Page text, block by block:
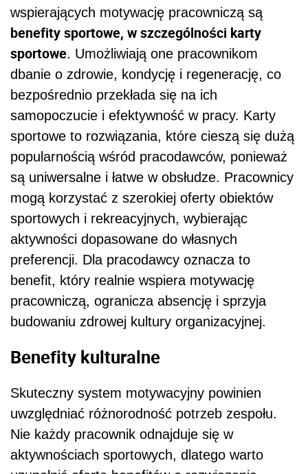
wspierających motywację pracowniczą są
benefity sportowe, w szczególności karty
sportowe. Umożliwiają one pracownikom
dbanie o zdrowie, kondycję i regenerację, co
bezpośrednio przekłada się na ich
samopoczucie i efektywność w pracy. Karty
sportowe to rozwiązania, które cieszą się dużą
popularnością wśród pracodawców, ponieważ
są uniwersalne i łatwe w obsłudze. Pracownicy
mogą korzystać z szerokiej oferty obiektów
sportowych i rekreacyjnych, wybierając
aktywności dopasowane do własnych
preferencji. Dla pracodawcy oznacza to
benefit, który realnie wspiera motywację
pracowniczą, ogranicza absencję i sprzyja
budowaniu zdrowej kultury organizacyjnej.
Benefity kulturalne
Skuteczny system motywacyjny powinien
uwzględniać różnorodność potrzeb zespołu.
Nie każdy pracownik odnajduje się w
aktywnościach sportowych, dlatego warto